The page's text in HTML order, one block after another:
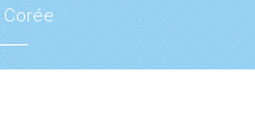
Corée